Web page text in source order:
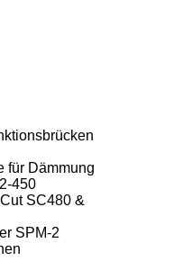
für Dämmung
450
SC480 &
SPM-2